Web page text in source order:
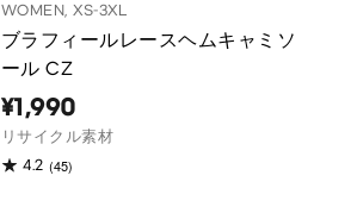
WOMEN, XS-3XL
ブラフィールレースヘムキャミソ
ール CZ
¥1,990
リサイクル素材
4.2 (45)